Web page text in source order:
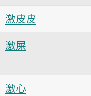
激皮皮
激屎
激心